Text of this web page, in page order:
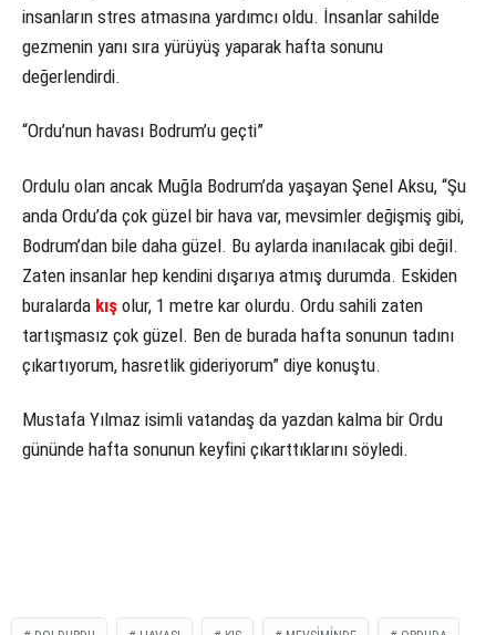
insanların stres atmasına yardımcı oldu. İnsanlar sahilde
gezmenin yanı sıra yürüyüş yaparak hafta sonunu
değerlendirdi.
“Ordu’nun havası Bodrum’u geçti”
Ordulu olan ancak Muğla Bodrum’da yaşayan Şenel Aksu, “Şu
anda Ordu’da çok güzel bir hava var, mevsimler değişmiş gibi,
Bodrum’dan bile daha güzel. Bu aylarda inanılacak gibi değil.
Zaten insanlar hep kendini dışarıya atmış durumda. Eskiden
buralarda kış olur, 1 metre kar olurdu. Ordu sahili zaten
tartışmasız çok güzel. Ben de burada hafta sonunun tadını
çıkartıyorum, hasretlik gideriyorum” diye konuştu.
Mustafa Yılmaz isimli vatandaş da yazdan kalma bir Ordu
gününde hafta sonunun keyfini çıkarttıklarını söyledi.